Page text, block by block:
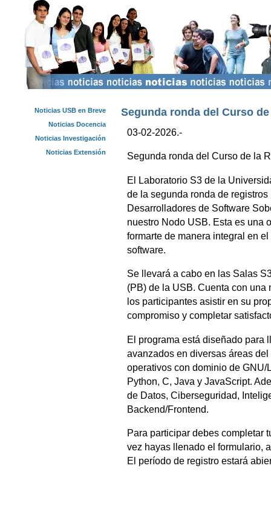
Segunda ronda del Curso
03-02-2026.-
Segunda ronda del Curso de la
El Laboratorio S3 de la
de la segunda ronda de
Desarrolladores de Software
nuestro Nodo USB. Esta es una
formarte de manera integral en
software.
Se llevará a cabo en las Salas
(PB) de la USB. Cuenta con
los participantes asistir en su
compromiso y completar
El programa está diseñado para
avanzados en diversas áreas
operativos con dominio de
Python, C, Java y JavaScript.
de Datos, Ciberseguridad,
Backend/Frontend.
Para participar debes completar
vez hayas llenado el formulario,
El período de registro estará
Noticias USB en Breve
Noticias Docencia
Noticias Investigación
Noticias Extensión